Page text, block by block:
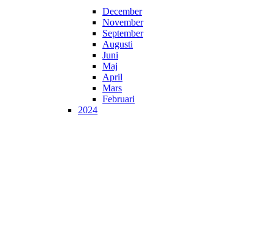
December
November
September
Augusti
Juni
Maj
April
Mars
Februari
2024